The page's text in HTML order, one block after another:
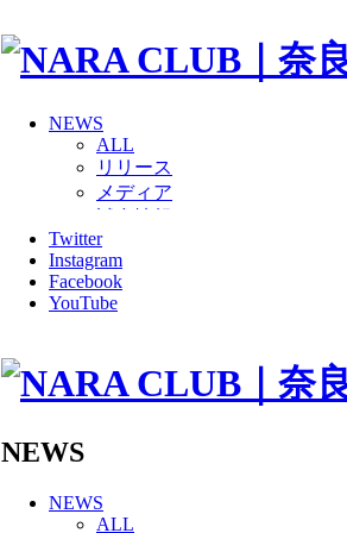
NEWS
ALL
リリース
メディア
グッズ
ファンコミュニティ
普及・育成
ホームタウン
その他
TEAM
チアダンススクール
Twitter
Instagram
Facebook
YouTube
NEWS
NEWS
ALL